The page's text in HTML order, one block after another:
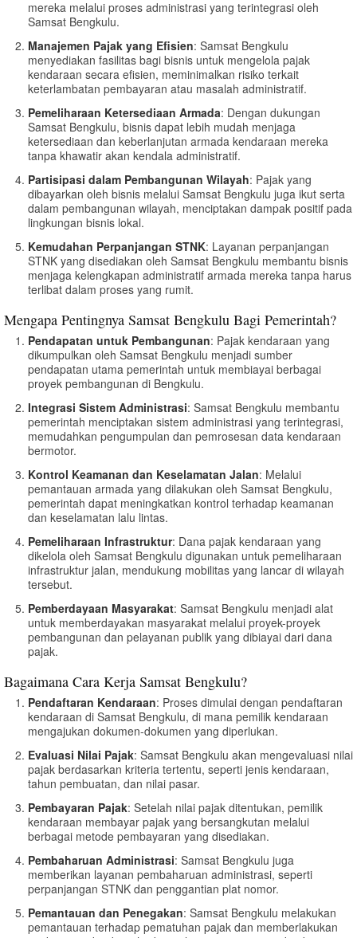
mereka melalui proses administrasi yang terintegrasi oleh
Samsat Bengkulu.
Manajemen Pajak yang Efisien: Samsat Bengkulu
menyediakan fasilitas bagi bisnis untuk mengelola pajak
kendaraan secara efisien, meminimalkan risiko terkait
keterlambatan pembayaran atau masalah administratif.
Pemeliharaan Ketersediaan Armada: Dengan dukungan
Samsat Bengkulu, bisnis dapat lebih mudah menjaga
ketersediaan dan keberlanjutan armada kendaraan mereka
tanpa khawatir akan kendala administratif.
Partisipasi dalam Pembangunan Wilayah: Pajak yang
dibayarkan oleh bisnis melalui Samsat Bengkulu juga ikut serta
dalam pembangunan wilayah, menciptakan dampak positif pada
lingkungan bisnis lokal.
Kemudahan Perpanjangan STNK: Layanan perpanjangan
STNK yang disediakan oleh Samsat Bengkulu membantu bisnis
menjaga kelengkapan administratif armada mereka tanpa harus
terlibat dalam proses yang rumit.
Mengapa Pentingnya Samsat Bengkulu Bagi Pemerintah?
Pendapatan untuk Pembangunan: Pajak kendaraan yang
dikumpulkan oleh Samsat Bengkulu menjadi sumber
pendapatan utama pemerintah untuk membiayai berbagai
proyek pembangunan di Bengkulu.
Integrasi Sistem Administrasi: Samsat Bengkulu membantu
pemerintah menciptakan sistem administrasi yang terintegrasi,
memudahkan pengumpulan dan pemrosesan data kendaraan
bermotor.
Kontrol Keamanan dan Keselamatan Jalan: Melalui
pemantauan armada yang dilakukan oleh Samsat Bengkulu,
pemerintah dapat meningkatkan kontrol terhadap keamanan
dan keselamatan lalu lintas.
Pemeliharaan Infrastruktur: Dana pajak kendaraan yang
dikelola oleh Samsat Bengkulu digunakan untuk pemeliharaan
infrastruktur jalan, mendukung mobilitas yang lancar di wilayah
tersebut.
Pemberdayaan Masyarakat: Samsat Bengkulu menjadi alat
untuk memberdayakan masyarakat melalui proyek-proyek
pembangunan dan pelayanan publik yang dibiayai dari dana
pajak.
Bagaimana Cara Kerja Samsat Bengkulu?
Pendaftaran Kendaraan: Proses dimulai dengan pendaftaran
kendaraan di Samsat Bengkulu, di mana pemilik kendaraan
mengajukan dokumen-dokumen yang diperlukan.
Evaluasi Nilai Pajak: Samsat Bengkulu akan mengevaluasi nilai
pajak berdasarkan kriteria tertentu, seperti jenis kendaraan,
tahun pembuatan, dan nilai pasar.
Pembayaran Pajak: Setelah nilai pajak ditentukan, pemilik
kendaraan membayar pajak yang bersangkutan melalui
berbagai metode pembayaran yang disediakan.
Pembaharuan Administrasi: Samsat Bengkulu juga
memberikan layanan pembaharuan administrasi, seperti
perpanjangan STNK dan penggantian plat nomor.
Pemantauan dan Penegakan: Samsat Bengkulu melakukan
pemantauan terhadap pematuhan pajak dan memberlakukan